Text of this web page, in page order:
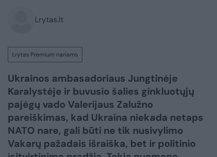
Lrytas.lt
Lrytas Premium nariams
Ukrainos ambasadoriaus Jungtinėje
Karalystėje ir buvusio šalies ginkluotųjų
pajėgų vado Valerijaus Zalužno
pareiškimas, kad Ukraina niekada netaps
NATO nare, gali būti ne tik nusivylimo
Vakarų pažadais išraiška, bet ir politinio